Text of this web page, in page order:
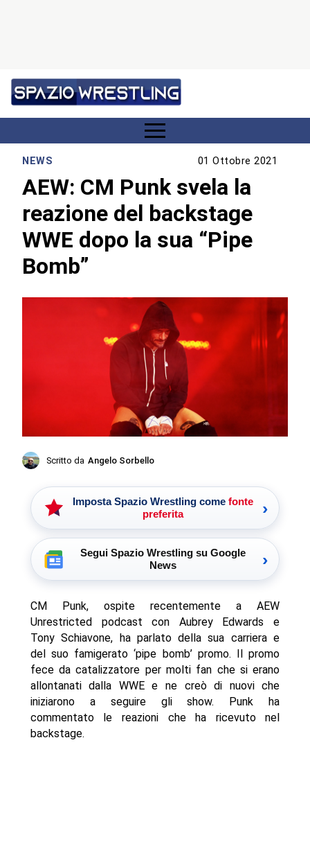
NEWS 01 Ottobre 2021
AEW: CM Punk svela la
reazione del backstage
WWE dopo la sua “Pipe
Bomb”
Scritto da Angelo Sorbello
Imposta Spazio Wrestling come fonte
preferita
›
Segui Spazio Wrestling su Google
News
›
CM Punk, ospite recentemente a AEW
Unrestricted podcast con Aubrey Edwards e
Tony Schiavone, ha parlato della sua carriera e
del suo famigerato ‘pipe bomb’ promo. Il promo
fece da catalizzatore per molti fan che si erano
allontanati dalla WWE e ne creò di nuovi che
iniziarono a seguire gli show. Punk ha
commentato le reazioni che ha ricevuto nel
backstage.